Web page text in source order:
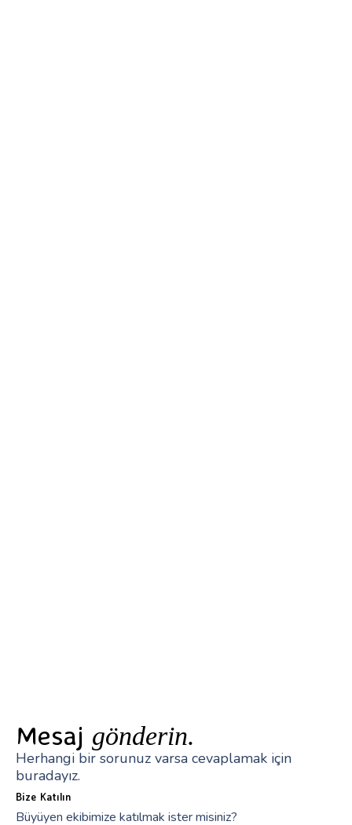
Mesaj gönderin.
Herhangi bir sorunuz varsa cevaplamak için
buradayız.
Bize Katılın
Büyüyen ekibimize katılmak ister misiniz?